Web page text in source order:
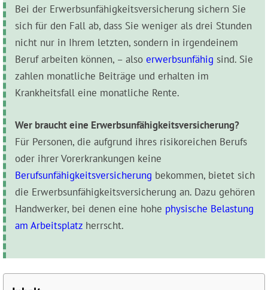
Bei der Erwerbsunfähigkeitsversicherung sichern Sie
sich für den Fall ab, dass Sie weniger als drei Stunden
nicht nur in Ihrem letzten, sondern in irgendeinem
Beruf arbeiten können, – also erwerbsunfähig sind. Sie
zahlen monatliche Beiträge und erhalten im
Krankheitsfall eine monatliche Rente.
Wer braucht eine Erwerbsunfähigkeitsversicherung?
Für Personen, die aufgrund ihres risikoreichen Berufs
oder ihrer Vorerkrankungen keine
Berufsunfähigkeitsversicherung bekommen, bietet sich
die Erwerbsunfähigkeitsversicherung an. Dazu gehören
Handwerker, bei denen eine hohe physische Belastung
am Arbeitsplatz herrscht.